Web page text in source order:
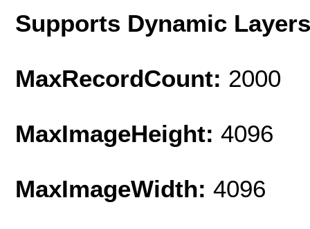
Supports Dynamic
MaxRecordCount: 2000
MaxImageHeight: 4096
MaxImageWidth: 4096